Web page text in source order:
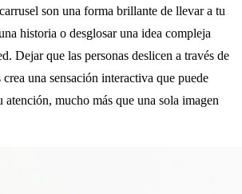
son una forma brillante de llevar a tu
historia o desglosar una idea compleja
Dejar que las personas deslicen a través de
crea una sensación interactiva que puede
atención, mucho más que una sola imagen